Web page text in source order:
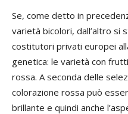
Se, come detto in
varietà bicolori, dall’altro si
costitutori privati europei
genetica: le varietà con
rossa. A seconda delle
colorazione rossa può
brillante e quindi anche